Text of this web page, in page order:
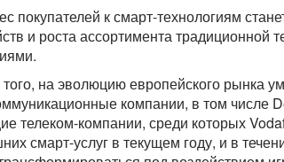
покупателей к смарт-технологиям
и роста ассортимента традиционной
на эволюцию европейского рынка
компании, в том числе
телеком-компании, среди которых
смарт-услуг в текущем году, и в